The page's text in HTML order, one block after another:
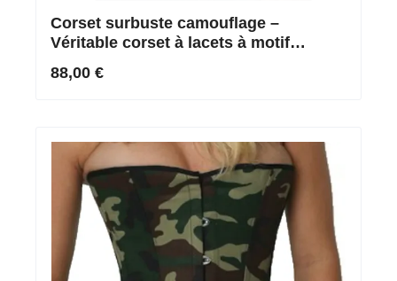
Corset surbuste camouflage –
Véritable corset à lacets à motif
88,00 €